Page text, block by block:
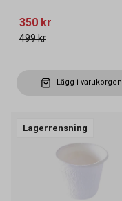
350 kr
499 kr
Lägg i varukorgen
Lagerrensning